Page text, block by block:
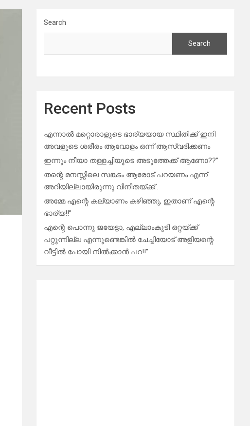
Search
Search
Recent Posts
എന്നാൽ മറ്റൊരാളുടെ ഭാര്യയായ സ്ഥിതിക്ക് ഇനി
അവളുടെ ശരീരം ആവോളം ഒന്ന് ആസ്വദിക്കണം
ഇന്നും നീയാ തള്ളച്ചിയുടെ അടുത്തേക്ക് ആണോ??”
തന്റെ മനസ്സിലെ സങ്കടം ആരോട് പറയണം എന്ന്
അറിയില്ലായിരുന്നു വിനീതയ്ക്ക്..
അമ്മേ എന്റെ കല്യാണം കഴിഞ്ഞു, ഇതാണ് എന്റെ
ഭാര്യ!!”
എന്റെ പൊന്നു ജയേട്ടാ, എല്ലാംകൂടി ഒറ്റയ്ക്ക്
പറ്റുന്നില്ല എന്നുണ്ടെങ്കിൽ ചേച്ചിയോട് അളിയന്റെ
വീട്ടിൽ പോയി നിൽക്കാൻ പറ!!”